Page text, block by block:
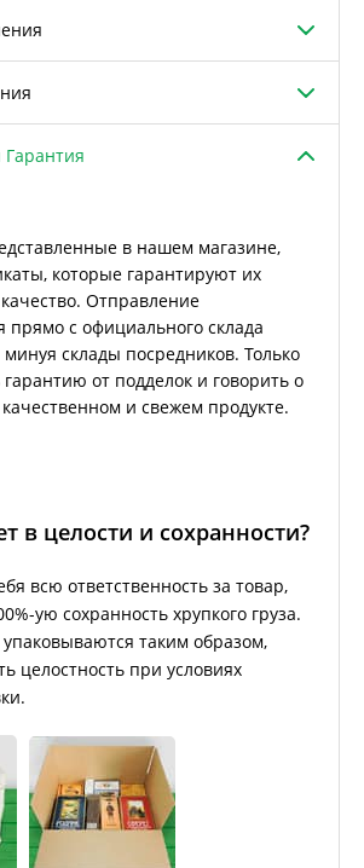
в нашем магазине,
которые гарантируют их
Отправление
прямо с официального склада
склады посредников. Только
от подделок и говорить о
и свежем продукте.
в целости и сохранности?
всю ответственность за товар,
ую сохранность хрупкого груза.
таким образом,
целостность при условиях